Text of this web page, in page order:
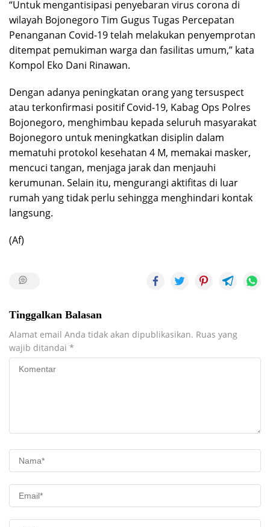
“Untuk mengantisipasi penyebaran virus corona di
wilayah Bojonegoro Tim Gugus Tugas Percepatan
Penanganan Covid-19 telah melakukan penyemprotan
ditempat pemukiman warga dan fasilitas umum,” kata
Kompol Eko Dani Rinawan.
Dengan adanya peningkatan orang yang tersuspect
atau terkonfirmasi positif Covid-19, Kabag Ops Polres
Bojonegoro, menghimbau kepada seluruh masyarakat
Bojonegoro untuk meningkatkan disiplin dalam
mematuhi protokol kesehatan 4 M, memakai masker,
mencuci tangan, menjaga jarak dan menjauhi
kerumunan. Selain itu, mengurangi aktifitas di luar
rumah yang tidak perlu sehingga menghindari kontak
langsung.
(Af)
Tinggalkan Balasan
Alamat email Anda tidak akan dipublikasikan. Ruas yang
wajib ditandai *